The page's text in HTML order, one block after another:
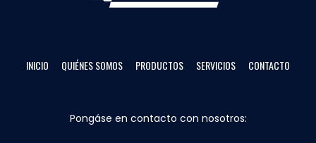
INICIO QUIÉNES SOMOS PRODUCTOS SERVICIOS CONTACTO
Pongáse en contacto con nosotros: